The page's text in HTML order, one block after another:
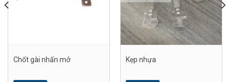
Chốt gài nhấn mở Kẹp nhựa